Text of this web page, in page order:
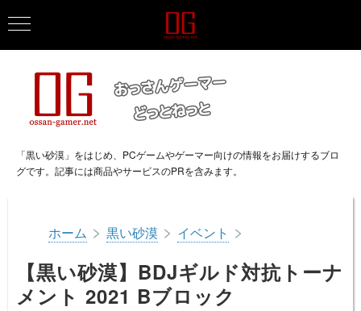
「黒い砂漠」をはじめ、PCゲームやゲーマー向けの情報をお届けするブロ
グです。記事には商品やサービスのPRを含みます。
ホーム > 黒い砂漠 > イベント >
【黒い砂漠】BDJギルド対抗トーナ
メント 2021 Bブロック